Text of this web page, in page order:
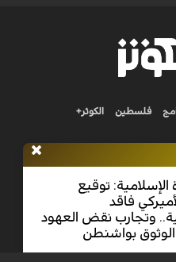
الإسلامية: توقيع
فاقد
وتجارب نقض العهود
بواشنطن
فلسطين الكوثر+
Nilesat 11900 V | Badr